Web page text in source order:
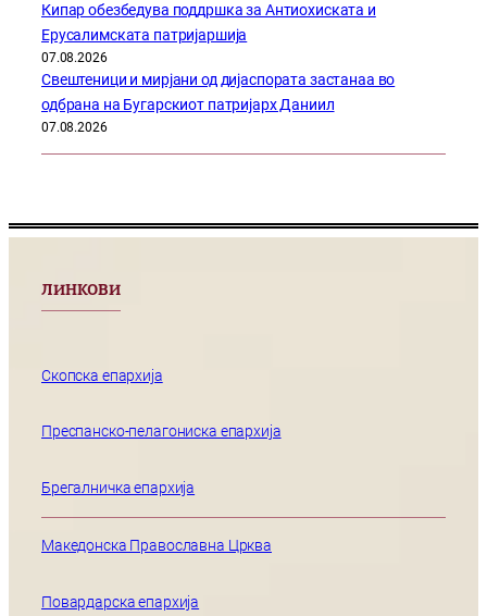
Кипар обезбедува поддршка за Антиохиската и
Ерусалимската патријаршија
07.08.2026
Свештеници и мирјани од дијаспората застанаа во
одбрана на Бугарскиот патријарх Даниил
07.08.2026
ЛИНКОВИ
Скопска епархија
Преспанско-пелагониска епархија
Брегалничка епархија
Македонска Православна Црква
Повардарска епархија